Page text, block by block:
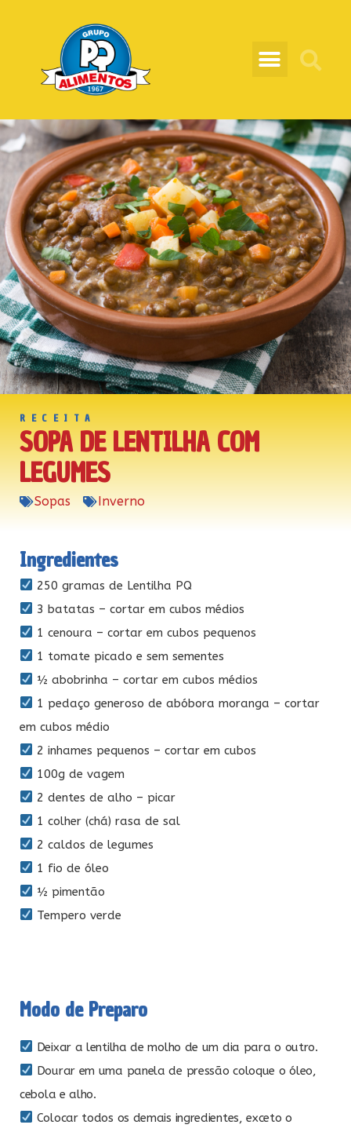
RECEITA
SOPA DE LENTILHA COM
LEGUMES
Sopas Inverno
Ingredientes
250 gramas de Lentilha PQ
3 batatas – cortar em cubos médios
1 cenoura – cortar em cubos pequenos
1 tomate picado e sem sementes
½ abobrinha – cortar em cubos médios
1 pedaço generoso de abóbora moranga – cortar
em cubos médio
2 inhames pequenos – cortar em cubos
100g de vagem
2 dentes de alho – picar
1 colher (chá) rasa de sal
2 caldos de legumes
1 fio de óleo
½ pimentão
Tempero verde
Modo de Preparo
Deixar a lentilha de molho de um dia para o outro.
Dourar em uma panela de pressão coloque o óleo,
cebola e alho.
Colocar todos os demais ingredientes, exceto o